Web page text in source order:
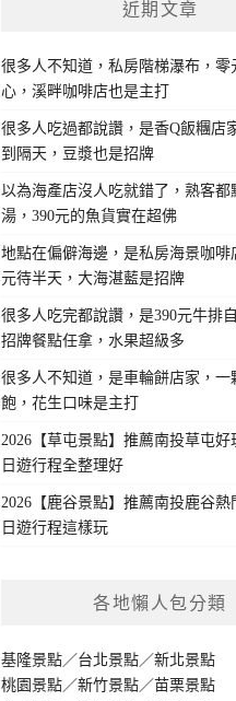
近期文章
很多人不知道，私房階梯瀑布，零
心，溪畔咖啡店也是主打
很多人吃過都說讚，是香Q飯糰店
到隔天，豆漿也是招牌
以為海產店沒人吃就錯了，熟客都
湯，390元的魚貨實在超佛
地點在偏僻海邊，是私房海景咖啡
元待半天，大海湛藍是招牌
很多人吃完都說讚，是390元牛排
招牌餐點任拿，水果超級多
很多人不知道，是車輪餅店家，一
飽，花生口味是主打
2026【草屯景點】推薦南投草屯好
日遊行程全整理好
2026【鹿谷景點】推薦南投鹿谷熱
日遊行程這樣玩
各地懶人包分類
基隆景點／台北景點／新北景點
桃園景點／新竹景點／苗栗景點